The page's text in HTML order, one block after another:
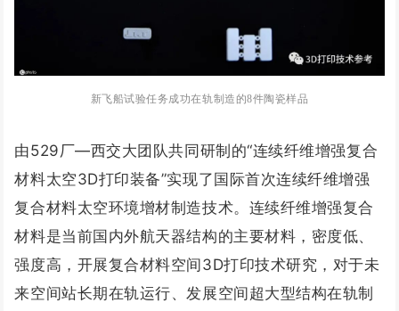
新飞船试验任务成功在轨制造的8件陶瓷样品
由529厂—西交大团队共同研制的“连续纤维增强复合
材料太空3D打印装备”实现了国际首次连续纤维增强
复合材料太空环境增材制造技术。连续纤维增强复合
材料是当前国内外航天器结构的主要材料，密度低、
强度高，开展复合材料空间3D打印技术研究，对于未
来空间站长期在轨运行、发展空间超大型结构在轨制